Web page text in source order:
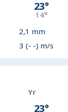
23°
14°
2,1 mm
3 (- -) m/s
Yr
23°